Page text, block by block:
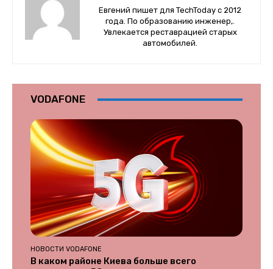
Евгений пишет для TechToday с 2012
года. По образованию инженер,.
Увлекается реставрацией старых
автомобилей.
VODAFONE
НОВОСТИ VODAFONE
В каком районе Киева больше всего